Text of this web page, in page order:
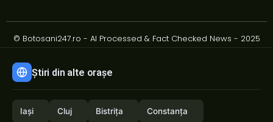
© Botosani247.ro - AI Processed & Fact Checked News - 2025
Știri din alte orașe
Iași Cluj Bistrița Constanța